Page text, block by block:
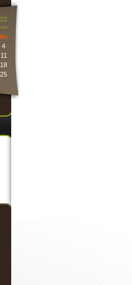
>>
>>
Ne
4
11
18
25